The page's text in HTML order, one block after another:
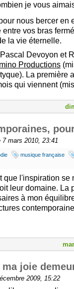
je vous
nous bercer en
vos bras
la vie éternelle.
Devoyon et
Productions
La première
qui viennent
mars 2010, 23:41
musique française
que l'inspiration
leur domaine. La
à mon
joie
2009, 15:22